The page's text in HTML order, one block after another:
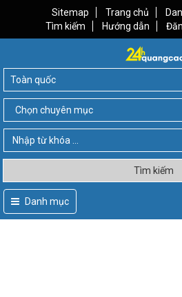
Sitemap Trang chủ
Tìm kiếm
Hướng dẫn
Tìm kiếm
Danh mục